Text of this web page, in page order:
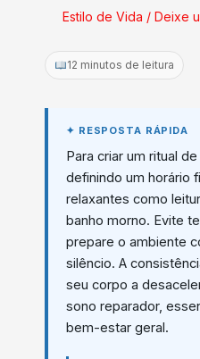
Estilo de Vida / Deixe
12 minutos de leitura
Para criar um ritual
definindo um horário
relaxantes como
banho morno. Evite
prepare o ambiente
silêncio. A
seu corpo a
sono reparador,
bem-estar geral.